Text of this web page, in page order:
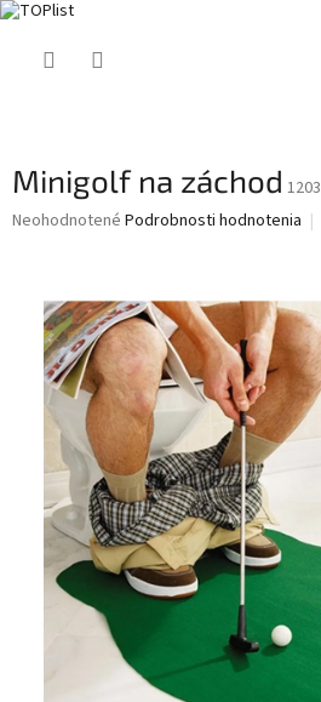
Minigolf na záchod 1203
Priemerné
hviezdičiek.
Neohodnotené Podrobnosti hodnotenia